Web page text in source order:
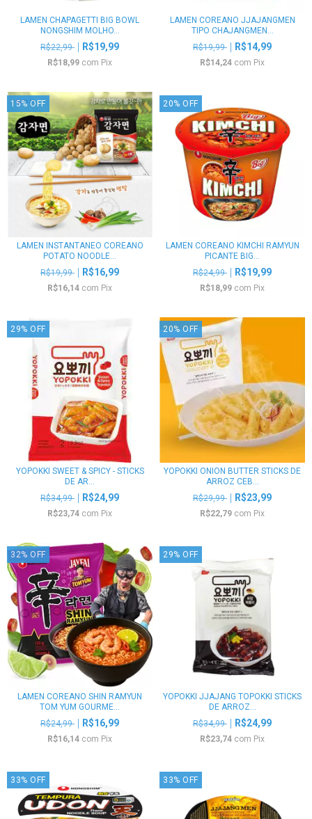
LAMEN CHAPAGETTI BIG BOWL
NONGSHIM MOLHO...
R$22,99
R$19,99
R$18,99 com Pix
LAMEN COREANO JJAJANGMEN
TIPO CHAJANGMEN...
R$19,99
R$14,99
R$14,24 com Pix
15% OFF
LAMEN INSTANTANEO COREANO
POTATO NOODLE...
R$19,99
R$16,99
R$16,14 com Pix
20% OFF
LAMEN COREANO KIMCHI RAMYUN
PICANTE BIG...
R$24,99
R$19,99
R$18,99 com Pix
29% OFF
YOPOKKI SWEET & SPICY - STICKS
DE AR...
R$34,99
R$24,99
R$23,74 com Pix
20%OFF
YOPOKKI ONION BUTTER STICKS DE
ARROZ CEB...
R$29,99
R$23,99
R$22,79 com Pix
32% OFF
LAMEN COREANO SHIN RAMYUN
TOM YUM GOURME...
R$24,99
R$16,99
R$16,14 com Pix
29% OFF
YOPOKKI JJAJANG TOPOKKI STICKS
DE ARROZ...
R$34,99
R$24,99
R$23,74 com Pix
33% OFF 33% OFF